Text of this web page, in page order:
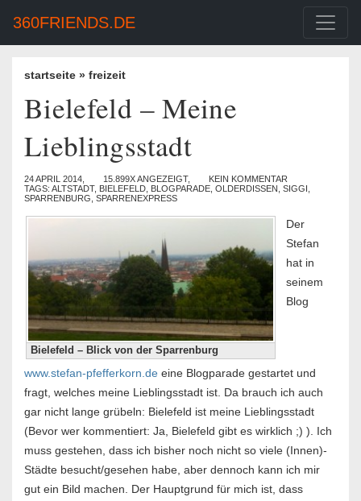
360FRIENDS.DE
startseite » freizeit
Bielefeld – Meine
Lieblingsstadt
24 APRIL 2014, 15.899X ANGEZEIGT,
KEIN KOMMENTAR
TAGS: ALTSTADT, BIELEFELD BLOGPARADE OLDERDISSEN SIGGI
SPARRENBURG SPARRENEXPRESS
Bielefeld – Blick von der Sparrenburg
Der
Stefan
hat in
seinem
Blog
www.stefan-pfefferkorn.de eine Blogparade gestartet und
fragt, welches meine Lieblingsstadt ist. Da brauch ich auch
gar nicht lange grübeln: Bielefeld ist meine Lieblingsstadt
(Bevor wer kommentiert: Ja, Bielefeld gibt es wirklich ;) ). Ich
muss gestehen, dass ich bisher noch nicht so viele (Innen)-
Städte besucht/gesehen habe, aber dennoch kann ich mir
gut ein Bild machen. Der Hauptgrund für mich ist, dass